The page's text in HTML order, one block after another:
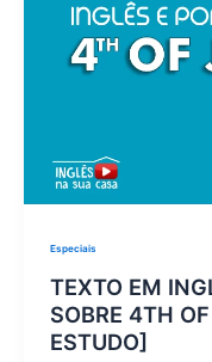
Especiais
TEXTO EM
SOBRE 4TH
ESTUDO]